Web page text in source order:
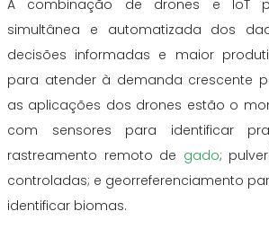
A combinação de drones e IoT
simultânea e automatizada dos
decisões informadas e maior
para atender à demanda crescente
as aplicações dos drones estão o
com sensores para identificar
rastreamento remoto de gado;
controladas; e georreferenciamento
identificar biomas.